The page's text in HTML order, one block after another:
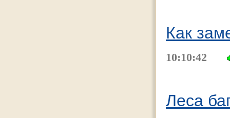
Как
10:10:42
Леса